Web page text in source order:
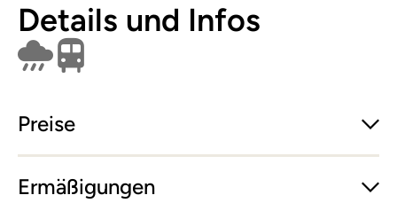
Details und Infos
Findet bei Schlechtwetter nicht statt
Preise
Ermäßigungen